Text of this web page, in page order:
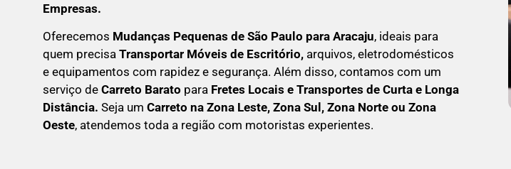
Empresas.
Oferecemos Mudanças Pequenas de São Paulo para Aracaju, ideais para
quem precisa Transportar Móveis de Escritório, arquivos, eletrodomésticos
e equipamentos com rapidez e segurança. Além disso, contamos com um
serviço de Carreto Barato para Fretes Locais e Transportes de Curta e Longa
Distância. Seja um Carreto na Zona Leste, Zona Sul, Zona Norte ou Zona
Oeste, atendemos toda a região com motoristas experientes.